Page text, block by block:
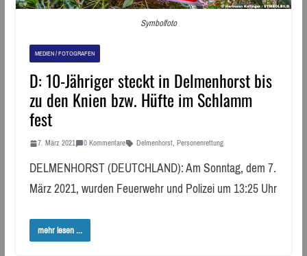
Symbolfoto
MEDIEN / FOTOGRAFEN
D: 10-Jähriger steckt in Delmenhorst bis
zu den Knien bzw. Hüfte im Schlamm
fest
7. März 2021 0 Kommentare Delmenhorst, Personenrettung
DELMENHORST (DEUTCHLAND): Am Sonntag, dem 7.
März 2021, wurden Feuerwehr und Polizei um 13:25 Uhr
mehr lesen ...